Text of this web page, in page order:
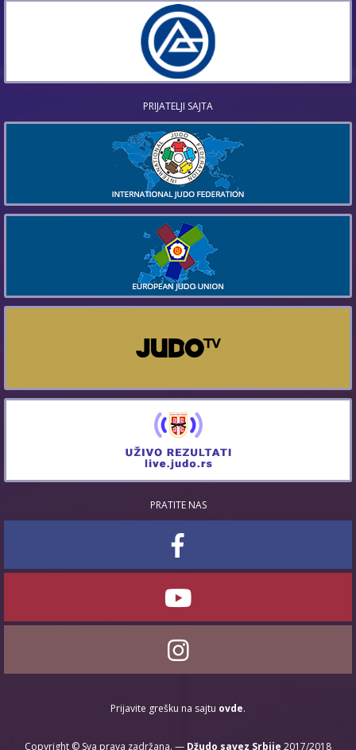
PRIJATELJI SAJTA
PRATITE NAS
Prijavite grešku na sajtu ovde.
Copyright © Sva prava zadržana. — Džudo savez Srbije 2017/2018